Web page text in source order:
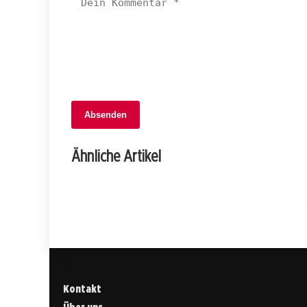
Absenden
Ähnliche Artikel
Standeskommission lehnt
Individualbesteuerung: Ehepaare im
Kontakt